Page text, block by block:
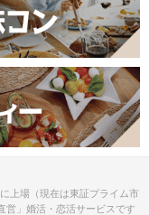
上場（現在は東証プライム市
営」婚活・恋活サービスです